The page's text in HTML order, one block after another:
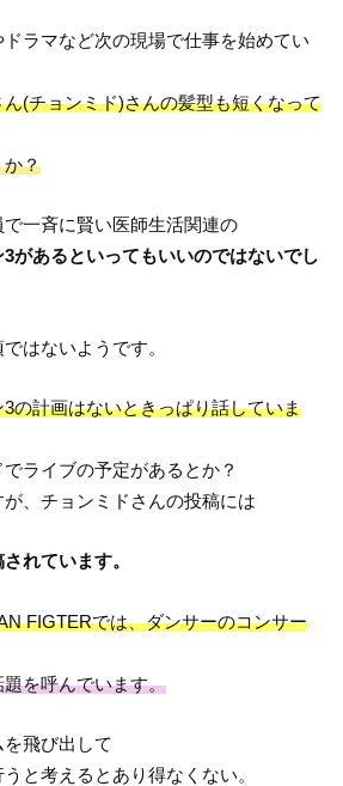
ラマなど次の現場で仕事を始めてい
(チョンミド)さんの髪型も短くなって
か？
一斉に賢い医師生活関連の
があるといってもいいのではないでし
はないようです。
3の計画はないときっぱり話していま
ライブの予定があるとか？
、チョンミドさんの投稿には
れています。
FIGTERでは、ダンサーのコンサー
を呼んでいます。
飛び出して
と考えるとあり得なくない。